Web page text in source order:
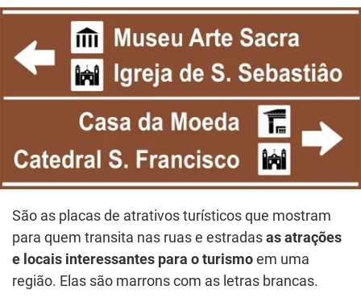
São as placas de atrativos turísticos que mostram
para quem transita nas ruas e estradas as atrações
e locais interessantes para o turismo em uma
região. Elas são marrons com as letras brancas.